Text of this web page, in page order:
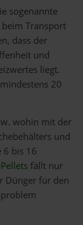
sogenannte
Transport
dass der
und
liegt.
20
wohin mit der
und
6 bis 16
fällt nur
Dünger für den